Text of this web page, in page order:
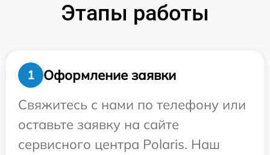
Этапы работы
1
Оформление заявки
Свяжитесь с нами по телефону или
оставьте заявку на сайте
сервисного центра Polaris. Наш